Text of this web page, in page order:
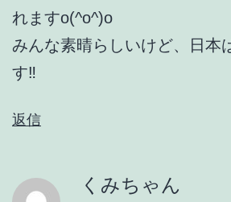
れますo(^o^)o
みんな素晴らしいけど、日本
す‼
返信
くみちゃん